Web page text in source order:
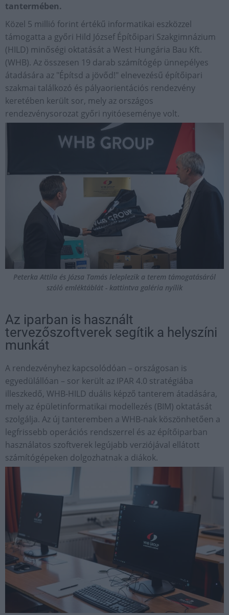
tantermében.
Közel 5 millió forint értékű informatikai eszközzel
támogatta a győri Hild József Építőipari Szakgimnázium
(HILD) minőségi oktatását a West Hungária Bau Kft.
(WHB). Az összesen 19 darab számítógép ünnepélyes
átadására az "Építsd a jövőd!" elnevezésű építőipari
szakmai találkozó és pályaorientációs rendezvény
keretében került sor, mely az országos
rendezvénysorozat győri nyitóeseménye volt.
Peterka Attila és Józsa Tamás leleplezik a terem támogatásáról
szóló emléktáblát - kattintva galéria nyílik
Az iparban is használt
tervezőszoftverek segítik a helyszíni
munkát
A rendezvényhez kapcsolódóan – országosan is
egyedülállóan – sor került az IPAR 4.0 stratégiába
illeszkedő, WHB-HILD duális képző tanterem átadására,
mely az épületinformatikai modellezés (BIM) oktatását
szolgálja. Az új tanteremben a WHB-nak köszönhetően a
legfrissebb operációs rendszerrel és az építőiparban
használatos szoftverek legújabb verziójával ellátott
számítógépeken dolgozhatnak a diákok.